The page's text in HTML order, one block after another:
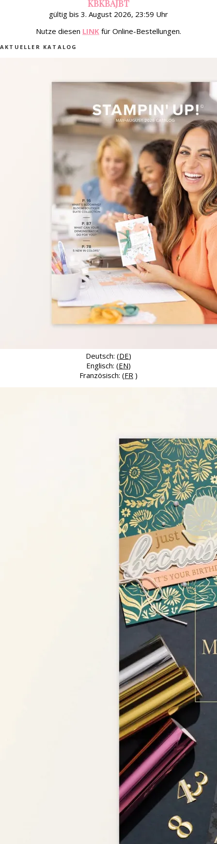
KBKBAJBT
gültig bis 3. August 2026, 23:59 Uhr
Nutze diesen LINK für Online-Bestellungen.
AKTUELLER KATALOG
Deutsch: (DE)
Englisch: (EN)
Französisch: (FR )